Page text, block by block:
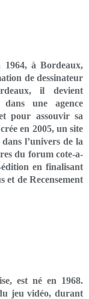
à Bordeaux,
de dessinateur
il devient
dans une agence
pour assouvir sa
en 2005, un site
l’univers de la
du forum cote-a-
en finalisant
et de Recensement
est né en 1968.
jeu vidéo, durant